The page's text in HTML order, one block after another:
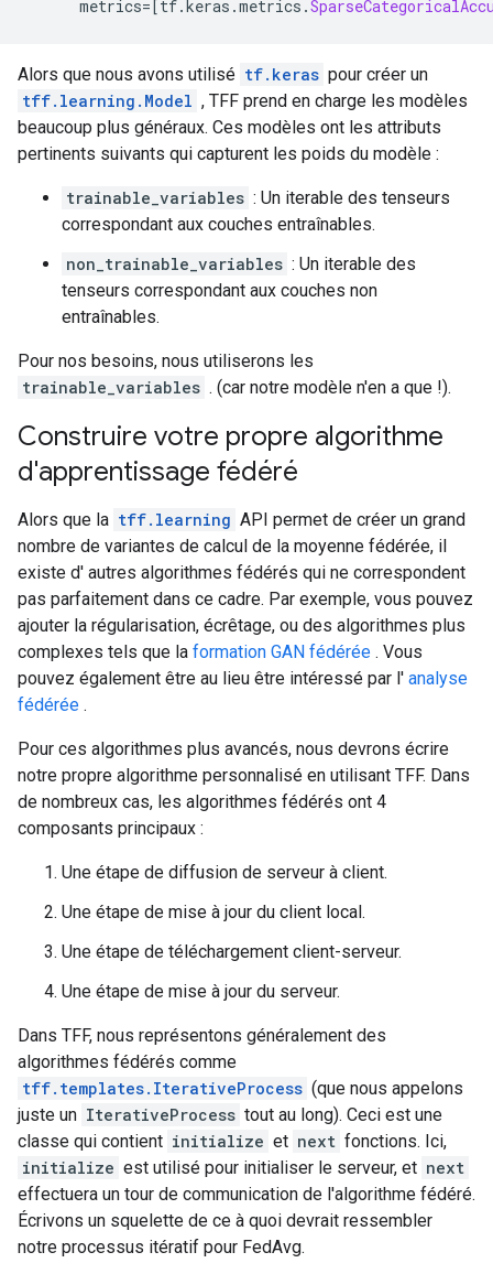
metrics=[ tf. keras .metrics .
Alors que nous avons utilisé tf.keras pour créer un
tff.learning.Model , TFF prend en charge les modèles
beaucoup plus généraux. Ces modèles ont les attributs
pertinents suivants qui capturent les poids du modèle :
trainable_variables : Un iterable des tenseurs
correspondant aux couches entraînables.
non_trainable_variables : Un iterable des
tenseurs correspondant aux couches non
entraînables.
Pour nos besoins, nous utiliserons les
trainable_variables . (car notre modèle n'en a que !).
Construire votre propre algorithme
d'apprentissage fédéré
Alors que la tff.learning API permet de créer un grand
nombre de variantes de calcul de la moyenne fédérée, il
existe d' autres algorithmes fédérés qui ne correspondent
pas parfaitement dans ce cadre. Par exemple, vous pouvez
ajouter la régularisation, écrêtage, ou des algorithmes plus
complexes tels que la formation GAN fédérée . Vous
pouvez également être au lieu être intéressé par l' analyse
fédérée .
Pour ces algorithmes plus avancés, nous devrons écrire
notre propre algorithme personnalisé en utilisant TFF. Dans
de nombreux cas, les algorithmes fédérés ont 4
composants principaux :
Une étape de diffusion de serveur à client.
Une étape de mise à jour du client local.
Une étape de téléchargement client-serveur.
Une étape de mise à jour du serveur.
Dans TFF, nous représentons généralement des
algorithmes fédérés comme
tff.templates.IterativeProcess (que nous appelons
juste un IterativeProcess tout au long). Ceci est une
classe qui contient initialize et next fonctions. Ici,
initialize est utilisé pour initialiser le serveur, et next
effectuera un tour de communication de l'algorithme fédéré.
Écrivons un squelette de ce à quoi devrait ressembler
notre processus itératif pour FedAvg.